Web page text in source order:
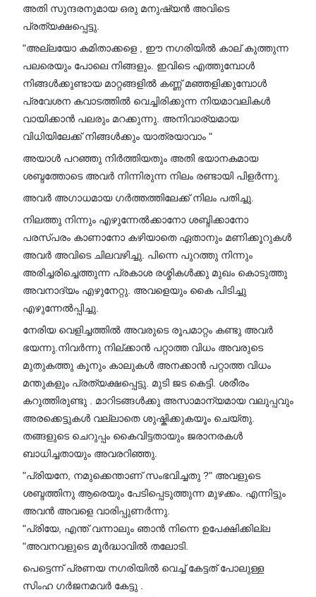
അതി സുന്ദരനുമായ ഒരു മനുഷ്യൻ അവിടെ
പ്രത്യക്ഷപ്പെട്ടു.
"അല്ലയോ കമിതാക്കളെ , ഈ നഗരിയിൽ കാല് കുത്തുന്ന
പലരെയും പോലെ നിങ്ങളും. ഇവിടെ എത്തുമ്പോൾ
നിങ്ങൾക്കുണ്ടായ മാറ്റങ്ങളിൽ കണ്ണ് മഞ്ഞളിക്കുമ്പോൾ
പ്രവേശന കവാടത്തിൽ വെച്ചിരിക്കുന്ന നിയമാവലികൾ
വായിക്കാൻ പലരും മറക്കുന്നു. അനിവാര്യമായ
വിധിയിലേക്ക് നിങ്ങൾക്കും യാത്രയാവാം "
അയാൾ പറഞ്ഞു നിർത്തിയതും അതി ഭയാനകമായ
ശബ്ദത്തോടെ അവർ നിന്നിരുന്ന നിലം രണ്ടായി പിളർന്നു.
അവർ അഗാധമായ ഗർത്തത്തിലേക്ക് നിലം പതിച്ചു.
നിലത്തു നിന്നും എഴുന്നേൽക്കാനോ ശബ്ദിക്കാനോ
പരസ്പരം കാണാനോ കഴിയാതെ ഏതാനും മണിക്കൂറുകൾ
അവർ അവിടെ ചിലവഴിച്ചു. പിന്നെ പുറത്തു നിന്നും
അരിച്ചരിച്ചെത്തുന്ന പ്രകാശ രശ്മികൾക്കു മുഖം കൊടുത്തു
അവനാദ്യം എഴുനേറ്റു. അവളെയും കൈ പിടിച്ചു
എഴുന്നേൽപ്പിച്ചു.
നേരിയ വെളിച്ചത്തിൽ അവരുടെ രൂപമാറ്റം കണ്ടു അവർ
ഭയന്നു.നിവർന്നു നില്ക്കാൻ പറ്റാത്ത വിധം അവരുടെ
മുതുകത്തു കൂനും കാലുകൾ അനക്കാൻ പറ്റാത്ത വിധം
മന്തുകളും പ്രത്യക്ഷപ്പെട്ടു. മുടി ജട കെട്ടി. ശരീരം
കറുത്തിരുണ്ടു . മാറിടങ്ങൾക്കു അസാമാന്യമായ വലുപ്പവും
അരക്കെട്ടുകൾ വല്ലാതെ ശുഷ്കിക്കുകയൂം ചെയ്തു.
തങ്ങളുടെ ചെറുപ്പം കൈവിട്ടതായും ജരാനരകൾ
ബാധിച്ചതായും അവരറിഞ്ഞു.
"പ്രിയനേ, നമുക്കെന്താണ് സംഭവിച്ചതു ?" അവളുടെ
ശബ്ദത്തിനു ആരെയും പേടിപ്പെടുത്തുന്ന മുഴക്കം. എന്നിട്ടും
അവൻ അവളെ വാരിപ്പുണർന്നു.
"പ്രിയേ, എന്ത് വന്നാലും ഞാൻ നിന്നെ ഉപേക്ഷിക്കില്ല
"അവനവളുടെ മൂർദ്ധാവിൽ തലോടി.
പെട്ടെന്ന് പ്രണയ നഗരിയിൽ വെച്ച് കേട്ടത് പോലുള്ള
സിംഹ ഗർജനമവർ കേട്ടു .